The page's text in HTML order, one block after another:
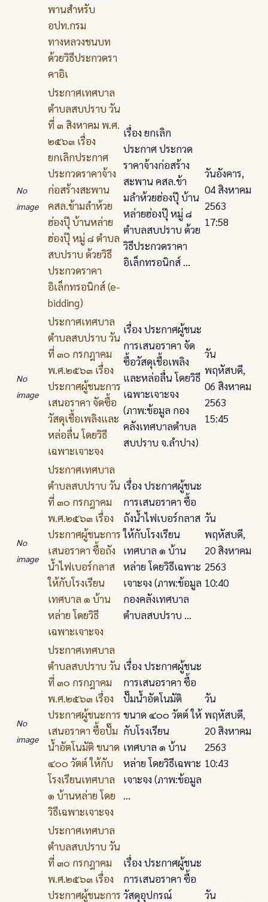
พานสําหรับ
อปท.กรม
ทางหลวงชนบท
ด้วยวิธีประกวดรา
คาอิเ
No
image
ประกาศเทศบาล
ตําบลสบปราบ วัน
ที่ ๓ สิงหาคม พ.ศ.
๒๕๖๓ เรื่อง
ยกเลิกประกาศ
ประกวดราคาจ้าง
ก่อสร้างสะพาน
คสล.ข้ามลําห้วย
ฮ่องปุ๊ บ้านหล่าย
ฮ่องปุ๊ หมู่ ๘ ตําบล
สบปราบ ด้วยวิธี
ประกวดราคา
อิเล็กทรอนิกส์ (e-
bidding)
เรื่อง ยกเลิก
ประกาศ ประกวด
ราคาจ้างก่อสร้าง
สะพาน คสล.ข้า
มลําห้วยฮ่องปุ๊ บ้าน
หล่ายฮ่องปุ๊ หมู่ ๘
ตําบลสบปราบ ด้วย
วิธีประกวดราคา
อิเล็กทรอนิกส์ ...
วันอังคาร,
04 สิงหาคม
2563
17:58
No
image
ประกาศเทศบาล
ตําบลสบปราบ วัน
ที่ ๓๐ กรกฎาคม
พ.ศ.๒๕๖๓ เรื่อง
ประกาศผู้ชนะการ
เสนอราคา จัดซื้อ
วัสดุเชื้อเพลิงและ
หล่อลื่น โดยวิธี
เฉพาะเจาะจง
เรื่อง ประกาศผู้ชนะ
การเสนอราคา จัด
ซื้อวัสดุเชื้อเพลิง
และหล่อลื่น โดยวิธี
เฉพาะเจาะจง
(ภาพ:ข้อมูล กอง
คลังเทศบาลตำบล
สบปราบ จ.ลำปาง)
วัน
พฤหัสบดี,
06 สิงหาคม
2563
15:45
No
image
ประกาศเทศบาล
ตําบลสบปราบ วัน
ที่ ๓๐ กรกฎาคม
พ.ศ.๒๕๖๓ เรื่อง
ประกาศผู้ชนะการ
เสนอราคา ซื้อถัง
น้ําไฟเบอร์กลาส
ให้กับโรงเรียน
เทศบาล ๑ บ้าน
หล่าย โดยวิธี
เฉพาะเจาะจง
เรื่อง ประกาศผู้ชนะ
การเสนอราคา ซื้อ
ถังน้ําไฟเบอร์กลาส
ให้กับโรงเรียน
เทศบาล ๑ บ้าน
หล่าย โดยวิธีเฉพาะ
เจาะจง (ภาพ:ข้อมูล
กองคลังเทศบาล
ตำบลสบปราบ ...
วัน
พฤหัสบดี,
20 สิงหาคม
2563
10:40
No
image
ประกาศเทศบาล
ตําบลสบปราบ วัน
ที่ ๓๐ กรกฎาคม
พ.ศ.๒๕๖๓ เรื่อง
ประกาศผู้ชนะการ
เสนอราคา ซื้อปั๊ม
น้ําอัตโนมัติ ขนาด
๔๐๐ วัตต์ ให้กับ
โรงเรียนเทศบาล
๑ บ้านหล่าย โดย
วิธีเฉพาะเจาะจง
เรื่อง ประกาศผู้ชนะ
การเสนอราคา ซื้อ
ปั๊มน้ําอัตโนมัติ
ขนาด ๔๐๐ วัตต์ ให้
กับโรงเรียน
เทศบาล ๑ บ้าน
หล่าย โดยวิธีเฉพาะ
เจาะจง (ภาพ:ข้อมูล
...
วัน
พฤหัสบดี,
20 สิงหาคม
2563
10:43
ประกาศเทศบาล
ตําบลสบปราบ วัน
ที่ ๓๐ กรกฎาคม
พ.ศ.๒๕๖๓ เรื่อง
ประกาศผู้ชนะการ
เรื่อง ประกาศผู้ชนะ
การเสนอราคา ซื้อ
วัสดุอุปกรณ์
วัน